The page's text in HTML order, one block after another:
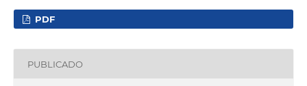
PDF
PUBLICADO